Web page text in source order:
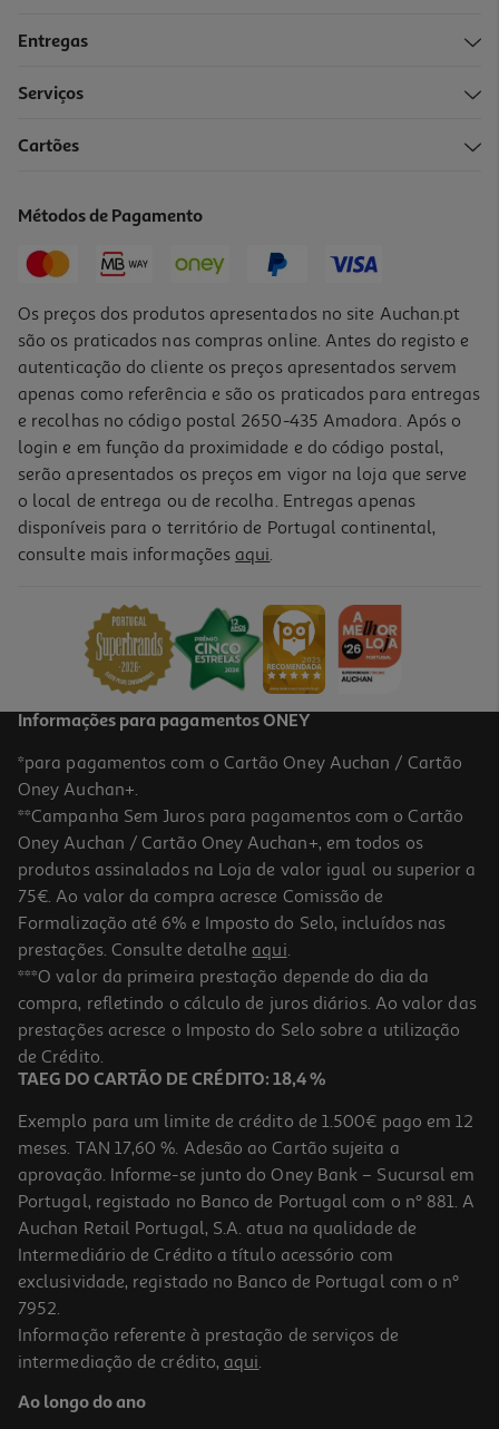
Entregas
Serviços
Cartões
Métodos de Pagamento
Os preços dos produtos apresentados no site Auchan.pt
são os praticados nas compras online. Antes do registo e
autenticação do cliente os preços apresentados servem
apenas como referência e são os praticados para entregas
e recolhas no código postal 2650-435 Amadora. Após o
login e em função da proximidade e do código postal,
serão apresentados os preços em vigor na loja que serve
o local de entrega ou de recolha. Entregas apenas
disponíveis para o território de Portugal continental,
consulte mais informações aqui.
Informações para pagamentos ONEY
*para pagamentos com o Cartão Oney Auchan / Cartão
Oney Auchan+.
**Campanha Sem Juros para pagamentos com o Cartão
Oney Auchan / Cartão Oney Auchan+, em todos os
produtos assinalados na Loja de valor igual ou superior a
75€. Ao valor da compra acresce Comissão de
Formalização até 6% e Imposto do Selo, incluídos nas
prestações. Consulte detalhe aqui.
***O valor da primeira prestação depende do dia da
compra, refletindo o cálculo de juros diários. Ao valor das
prestações acresce o Imposto do Selo sobre a utilização
de Crédito.
TAEG DO CARTÃO DE CRÉDITO: 18,4 %
Exemplo para um limite de crédito de 1.500€ pago em 12
meses. TAN 17,60 %. Adesão ao Cartão sujeita a
aprovação. Informe-se junto do Oney Bank – Sucursal em
Portugal, registado no Banco de Portugal com o nº 881. A
Auchan Retail Portugal, S.A. atua na qualidade de
Intermediário de Crédito a título acessório com
exclusividade, registado no Banco de Portugal com o nº
7952.
Informação referente à prestação de serviços de
intermediação de crédito, aqui.
Ao longo do ano